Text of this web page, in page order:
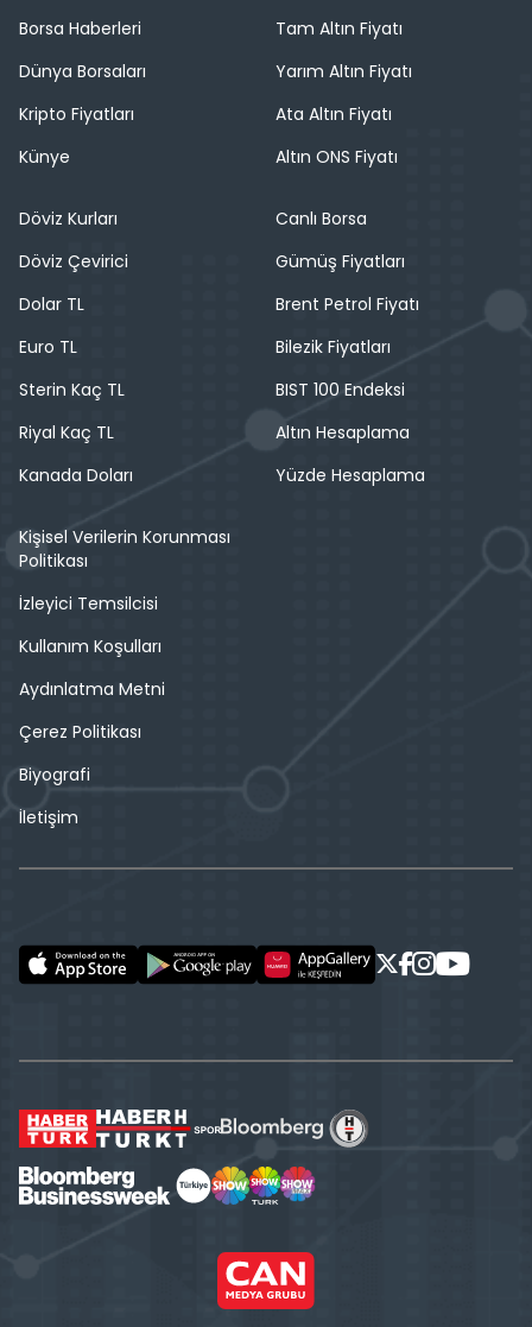
Borsa Haberleri
Dünya Borsaları
Kripto Fiyatları
Künye
Tam Altın Fiyatı
Yarım Altın Fiyatı
Ata Altın Fiyatı
Altın ONS Fiyatı
Döviz Kurları
Döviz Çevirici
Dolar TL
Euro TL
Sterin Kaç TL
Riyal Kaç TL
Kanada Doları
Canlı Borsa
Gümüş Fiyatları
Brent Petrol Fiyatı
Bilezik Fiyatları
BIST 100 Endeksi
Altın Hesaplama
Yüzde Hesaplama
Kişisel Verilerin Korunması
Politikası
İzleyici Temsilcisi
Kullanım Koşulları
Aydınlatma Metni
Çerez Politikası
Biyografi
İletişim